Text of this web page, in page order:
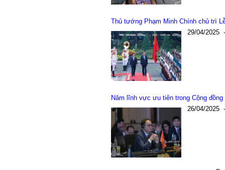
Thủ tướng Phạm Minh Chính chủ trì
29/04/2025
Năm lĩnh vực ưu tiên trong Cộng
26/04/2025